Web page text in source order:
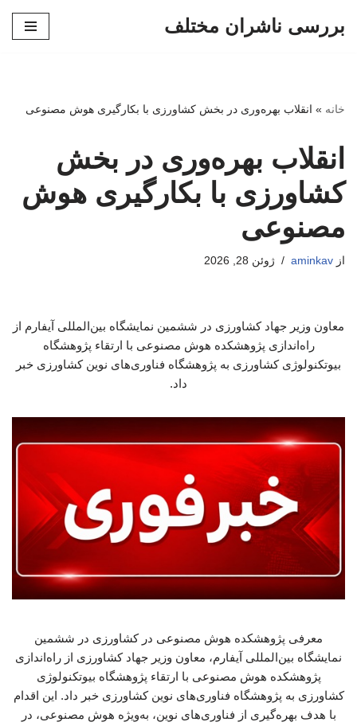
بررسی ناشران مختلف
خانه » انقلاب بهره‌وری در بخش کشاورزی با بکارگیری هوش مصنوعی
انقلاب بهره‌وری در بخش
کشاورزی با بکارگیری هوش
مصنوعی
از aminkav ژوئن 28, 2026
معاون وزیر جهاد کشاورزی در ششمین نمایشگاه بین‌المللی آیفارم از
راه‌اندازی پژوهشکده هوش مصنوعی با ارتقاء پژوهشگاه
بیوتکنولوژی کشاورزی به پژوهشگاه فناوری‌های نوین کشاورزی خبر
داد.
معرفی پژوهشکده هوش مصنوعی در کشاورزی در ششمین
نمایشگاه بین‌المللی آیفارم، معاون وزیر جهاد کشاورزی از راه‌اندازی
پژوهشکده هوش مصنوعی با ارتقاء پژوهشگاه بیوتکنولوژی
کشاورزی به پژوهشگاه فناوری‌های نوین کشاورزی خبر داد. این اقدام
با هدف بهره‌گیری از فناوری‌های نوین، به‌ویژه هوش مصنوعی، در